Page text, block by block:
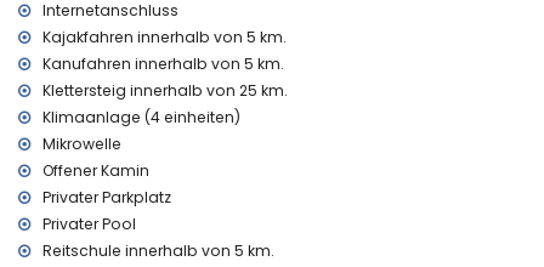
Zentralheizung und Klimaanlage
Einrichtungen und Dienstleistungen gegen Aufpreis
Zusatzbett und Kinderbett (auf Anfrage)
Unterhaltung und Freizeitaktivitäten für Ihren Urlaub in
Jávea, Costa Blanca
Bar und Promenade (L'Arenal) (innerhalb von 5 Kilometern
vom Haus)
Sehenswürdigkeiten und Kultur in Jávea, Costa Blanca
Internetanschluss
Kajakfahren innerhalb von 5 km.
Kanufahren innerhalb von 5 km.
Klettersteig innerhalb von 25 km.
Klimaanlage (4 einheiten)
Mikrowelle
Offener Kamin
Privater Parkplatz
Privater Pool
Reitschule innerhalb von 5 km.